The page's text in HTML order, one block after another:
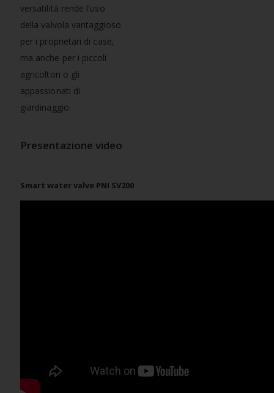
versatilità rende l'uso
della valvola vantaggioso
per i proprietari di case,
ma anche per i piccoli
agricoltori o gli
appassionati di
giardinaggio.
Presentazione video
Smart water valve PNI SV200